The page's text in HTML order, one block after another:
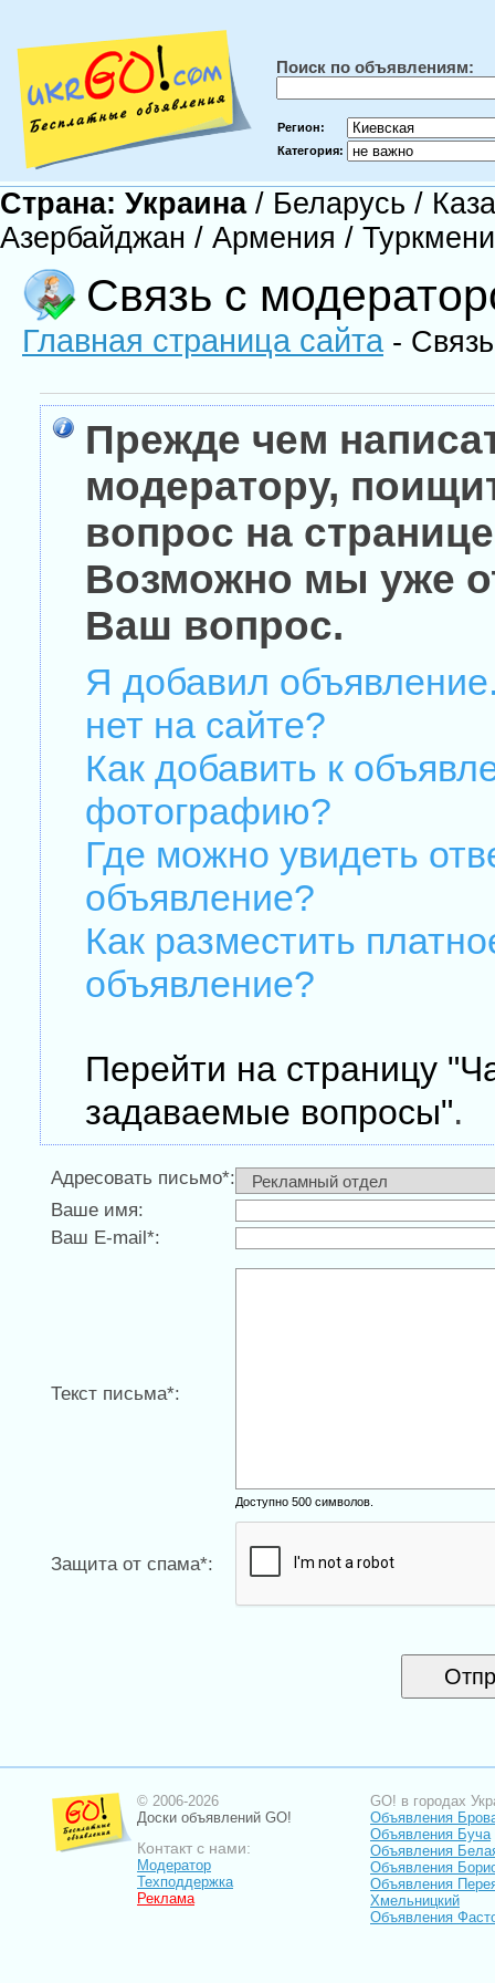
Поиск по объявлениям:
Регион:
Категория:
Страна: Украина / Беларусь /
Азербайджан / Армения /
Связь с
Главная страница сайта -
Прежде чем
модератору,
вопрос на
Возможно мы уже
Ваш вопрос.
Я добавил
нет на сайте?
Как добавить к
фотографию?
Где можно увидеть
объявление?
Как разместить
объявление?
Перейти на страницу
задаваемые вопросы".
Адресовать письмо*:
Ваше имя:
Ваш E-mail*:
Текст письма*:
Доступно 500 символов.
Защита от спама*:
© 2006-2026
Доски объявлений GO!
Контакт с нами:
Модератор
Техподдержка
Реклама
GO! в городах
Объявления
Объявления Буча
Объявления
Объявления
Объявления
Хмельницкий
Объявления